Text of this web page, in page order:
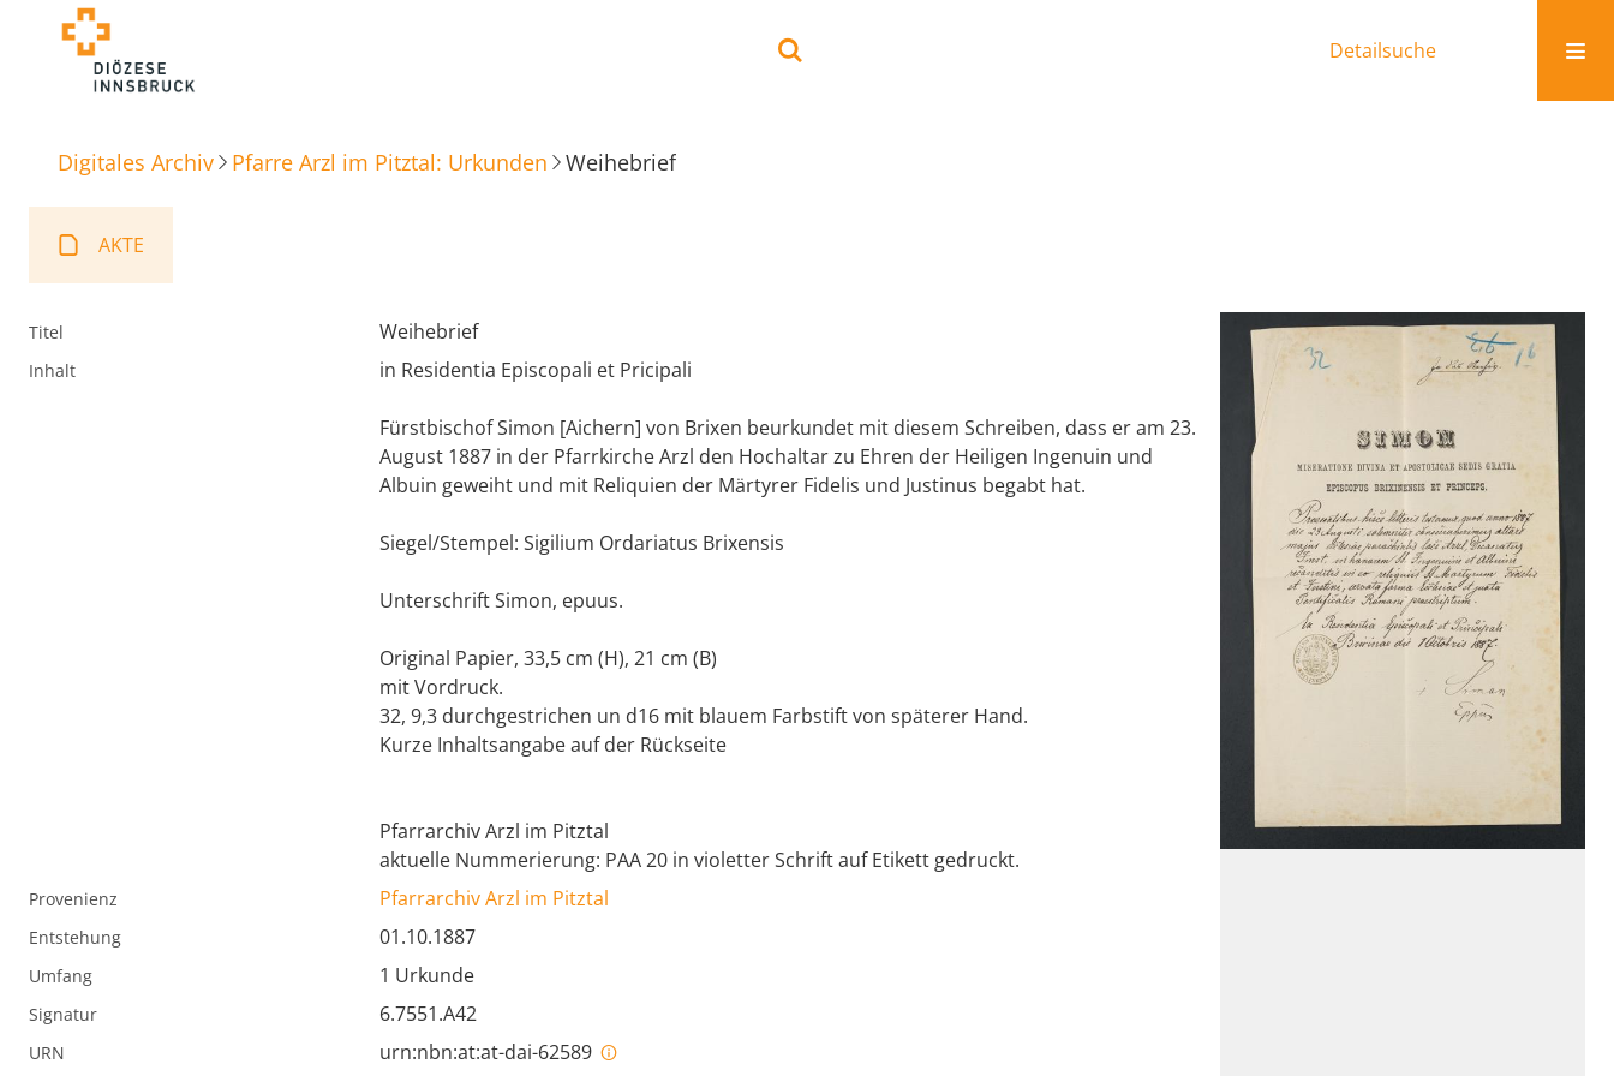
Detailsuche
Digitales Archiv Pfarre Arzl im Pitztal: Urkunden Weihebrief
AKTE
Titel Weihebrief
Inhalt in Residentia Episcopali et Pricipali
Fürstbischof Simon [Aichern] von Brixen beurkundet mit diesem Schreiben, dass er am 23.
August 1887 in der Pfarrkirche Arzl den Hochaltar zu Ehren der Heiligen Ingenuin und
Albuin geweiht und mit Reliquien der Märtyrer Fidelis und Justinus begabt hat.
Siegel/Stempel: Sigilium Ordariatus Brixensis
Unterschrift Simon, epuus.
Original Papier, 33,5 cm (H), 21 cm (B)
mit Vordruck.
32, 9,3 durchgestrichen un d16 mit blauem Farbstift von späterer Hand.
Kurze Inhaltsangabe auf der Rückseite
Pfarrarchiv Arzl im Pitztal
aktuelle Nummerierung: PAA 20 in violetter Schrift auf Etikett gedruckt.
Provenienz Pfarrarchiv Arzl im Pitztal
Entstehung 01.10.1887
Umfang 1 Urkunde
Signatur 6.7551.A42
URN urn:nbn:at:at-dai-62589